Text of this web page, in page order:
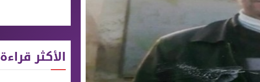
الأكثر قراءة